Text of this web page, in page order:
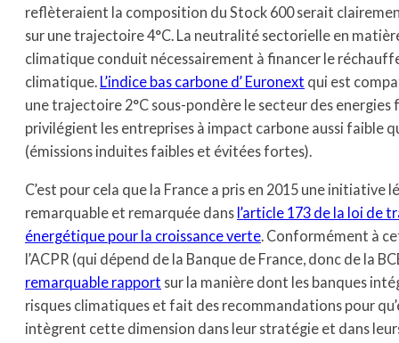
reflèteraient la composition du Stock 600 serait
sur une trajectoire 4°C. La neutralité sectorielle en
climatique conduit nécessairement à financer le
climatique. L’indice bas carbone d’ Euronext qui est
une trajectoire 2°C sous-pondère le secteur des energies
privilégient les entreprises à impact carbone aussi faible
(émissions induites faibles et évitées fortes).
C’est pour cela que la France a pris en 2015 une initiative
remarquable et remarquée dans l’article 173 de la loi de
énergétique pour la croissance verte . Conformément à
l’ACPR (qui dépend de la Banque de France, donc de la
remarquable rapport sur la manière dont les banques
risques climatiques et fait des recommandations pour
intègrent cette dimension dans leur stratégie et dans